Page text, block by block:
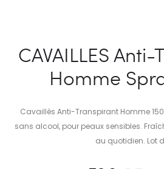
CAVAILLES
Homme
Cavaillès Anti-Transpirant Homme
sans alcool, pour peaux sensibles.
au quotidien. Lot